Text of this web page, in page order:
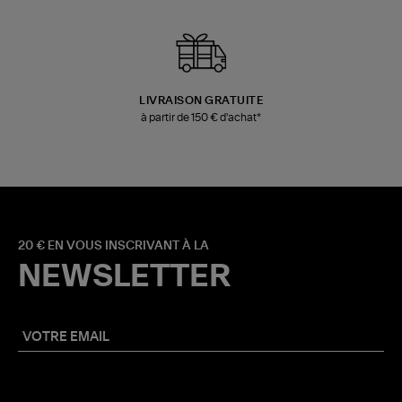
LIVRAISON GRATUITE
à partir de 150 € d'achat*
20 € EN VOUS INSCRIVANT À LA
NEWSLETTER